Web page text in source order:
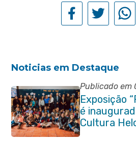
Noticias em Destaque
Publicado em
Exposição
é
Cultura
Torres